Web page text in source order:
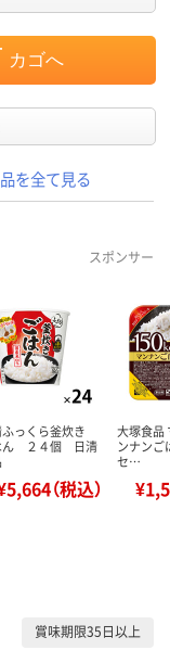
カゴへ
を全て見る
スポンサー
ふっくら釜炊き
ん ２４個 日清
（税込）
大塚食品
ンナン
セ…
賞味期限35日以上